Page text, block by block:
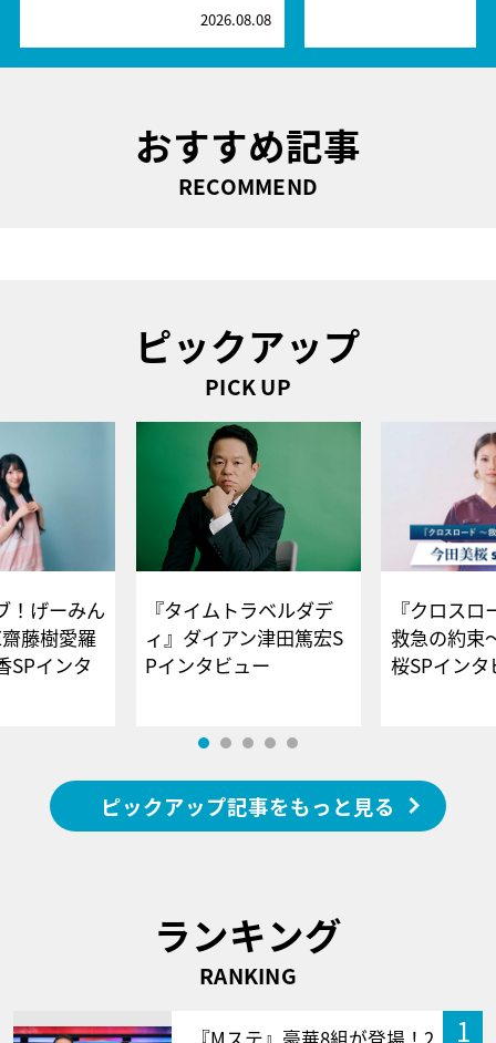
2026.08.08
おすすめ記事
RECOMMEND
ピックアップ
PICK UP
！げーみん
藤樹愛羅
SPインタ
『タイムトラベルダデ
ィ』ダイアン津田篤宏S
Pインタビュー
『クロス
救急の約束
桜SPイ
ピックアップ記事をもっと見る
ランキング
RANKING
1